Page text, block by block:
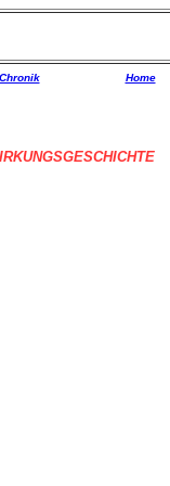
Chronik Home